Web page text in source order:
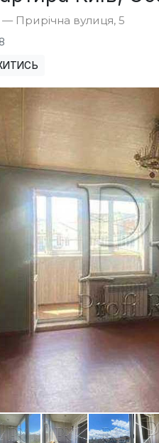
— Прирічна вулиця, 5